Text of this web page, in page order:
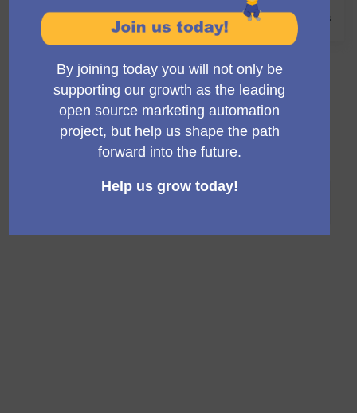
100 % 1 Ergebnis
Mautic 5.1 [no breaking changes]
Redesigning Mautic interface (Dropsolid)
06. Dez - 02. Dez
Released